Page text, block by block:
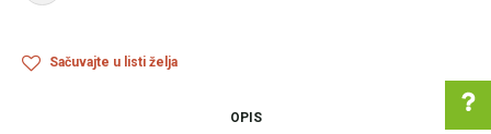
Sačuvajte u listi želja
OPIS